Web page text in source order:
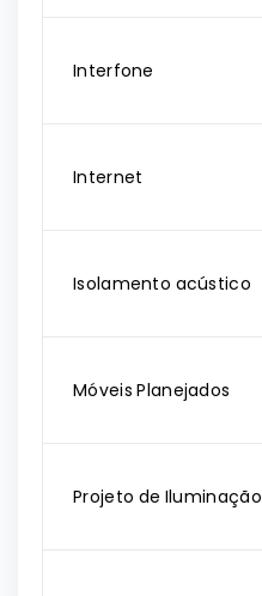
Interfone
Internet
Isolamento acústico
Móveis Planejados
Projeto de Iluminação